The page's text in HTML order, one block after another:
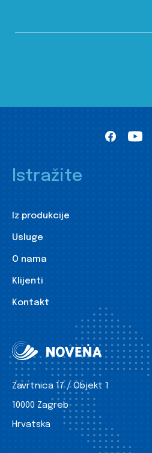
Istražite
Iz produkcije
Usluge
O nama
Klijenti
Kontakt
Zavrtnica 17 / Objekt 1
10000 Zagreb
Hrvatska